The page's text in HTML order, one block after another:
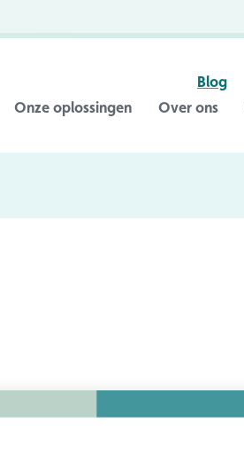
Onze oplossingen Over ons
Blog